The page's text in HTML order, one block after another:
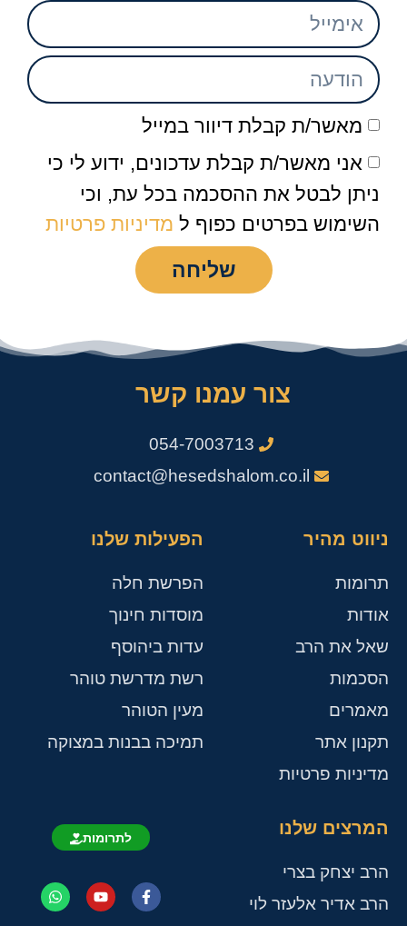
מאשר/ת קבלת דיוור במייל
אני מאשר/ת קבלת עדכונים, ידוע לי כי
ניתן לבטל את ההסכמה בכל עת, וכי
השימוש בפרטים כפוף ל מדיניות פרטיות
שליחה
צור עמנו קשר
054-7003713
contact@hesedshalom.co.il
ניווט מהיר
תרומות
אודות
שאל את הרב
הסכמות
מאמרים
תקנון אתר
מדיניות פרטיות
הפעילות שלנו
הפרשת חלה
מוסדות חינוך
עדות ביהוסף
רשת מדרשת טוהר
מעין הטוהר
תמיכה בבנות במצוקה
המרצים שלנו
הרב יצחק בצרי
הרב אדיר אלעזר לוי
לתרומות